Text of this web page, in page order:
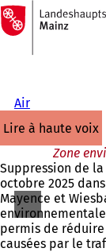
Accéder au
Vers
la
page
d'accueil
Air
lire à haute voix
Zone
Suppression de
octobre 2025
Mayence et
permis de
causées par le